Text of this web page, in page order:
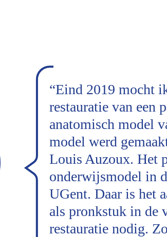
“Eind 2019 mocht
restauratie van een
anatomisch model
model werd
Louis Auzoux. Het
onderwijsmodel in
UGent. Daar is het
als pronkstuk in de
restauratie nodig.